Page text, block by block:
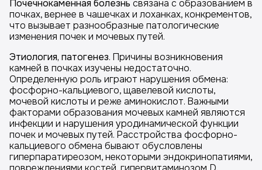
Почечнокаменная болезнь связана с образованием в
почках, вернее в чашечках и лоханках, конкрементов,
что вызывает разнообразные патологические
изменения почек и мочевых путей.
Этиология, патогенез. Причины возникновения
камней в почках изучены недостаточно.
Определенную роль играют нарушения обмена:
фосфорно-кальциевого, щавелевой кислоты,
мочевой кислоты и реже аминокислот. Важными
факторами образования мочевых камней являются
инфекции и нарушения уродинамической функции
почек и мочевых путей. Расстройства фосфорно-
кальциевого обмена бывают обусловлены
гиперпаратиреозом, некоторыми эндокринопатиями,